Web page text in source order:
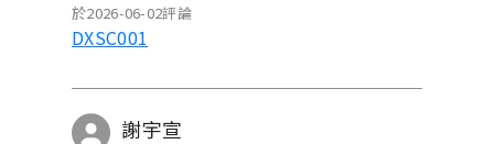
於2026-06-02評論
DXSC001
謝宇宣